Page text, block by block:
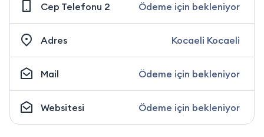
Cep Telefonu 2 Ödeme için bekleniyor
Adres Kocaeli Kocaeli
Mail Ödeme için bekleniyor
Websitesi Ödeme için bekleniyor